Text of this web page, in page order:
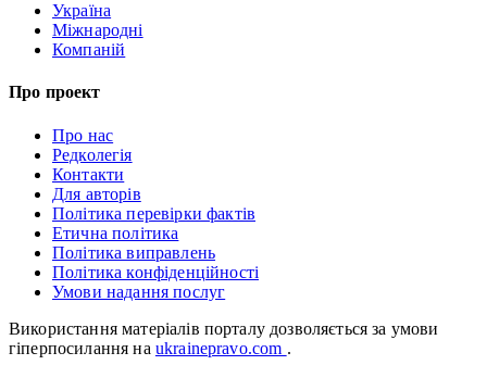
Україна
Міжнародні
Компаній
Про проект
Про нас
Редколегія
Контакти
Для авторів
Політика перевірки фактів
Етична політика
Політика виправлень
Політика конфіденційності
Умови надання послуг
Використання матеріалів порталу дозволяється за умови
гіперпосилання на ukrainepravo.com .